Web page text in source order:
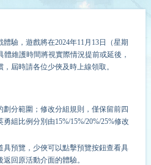
驗，遊戲將在2024年11 月 13日（星期
體維護時間將視實際情況提前或延後，
屆時請各位少俠及時上線領取。
劃分範圍；修改分組規則，僅保留前四
組比例分別由15%/15%/20%/25%修改
具預覽，少俠可以點擊預覽按鈕查看具
回原活動介面的體驗。